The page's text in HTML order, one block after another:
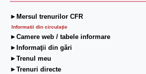
►Mersul trenurilor CFR
Informatii din circulaţie
►Camere web / tabele informare
►Informaţii din gări
►Trenul meu
►Trenuri directe